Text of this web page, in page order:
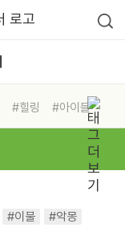
#힐링
#아이들
#이불
#악몽